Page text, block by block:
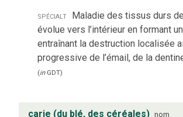
spécialt Maladie des tissus durs
évolue vers l’intérieur en formant
entraînant la destruction localisée
progressive de l’émail, de la
(inGDT)
carie (du blé, des céréales) nom